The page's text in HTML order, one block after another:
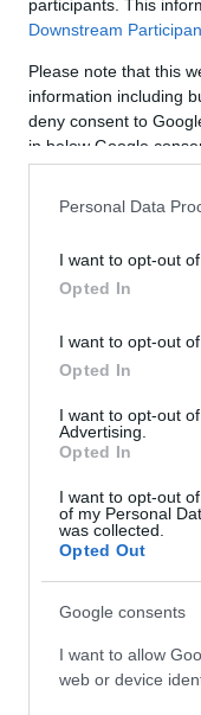
participants. This
Downstream
Please note that this
information including
deny consent to
in below Google
Personal Data
I want to opt-out
Opted In
I want to opt-out
Opted In
I want to opt-out
Advertising.
Opted In
I want to opt-out
of my Personal
was collected.
Opted Out
Google consents
I want to allow
web or device
U SIEBIE